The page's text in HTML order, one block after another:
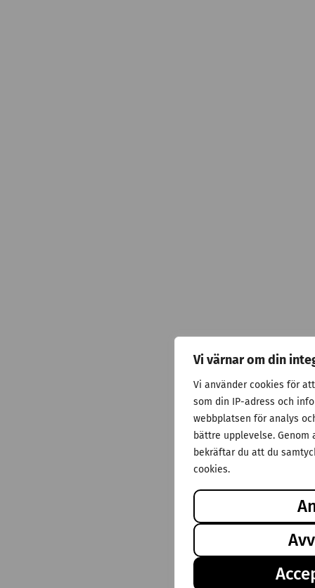
Vi värnar om din
Vi använder cookies för
som din IP-adress och
webbplatsen för analys
bättre upplevelse.
bekräftar du att du
cookies.